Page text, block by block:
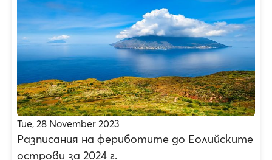
Tue, 28 November 2023
Разписания на фериботите до Еолийските
острови за 2024 г.